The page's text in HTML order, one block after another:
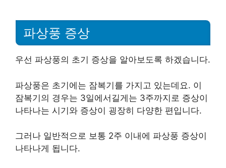
파상풍 증상
우선 파상풍의 초기 증상을 알아보도록 하겠습니다.
파상풍은 초기에는 잠복기를 가지고 있는데요. 이
잠복기의 경우는 3일에서길게는 3주까지로 증상이
나타나는 시기와 증상이 굉장히 다양한 편입니다.
그러나 일반적으로 보통 2주 이내에 파상풍 증상이
나타나게 됩니다.